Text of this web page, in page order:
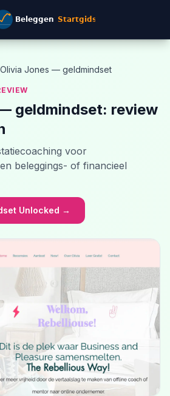
Olivia Jones — geldmindset
geldmindset: review
voor
beleggings- of financieel
Unlocked →